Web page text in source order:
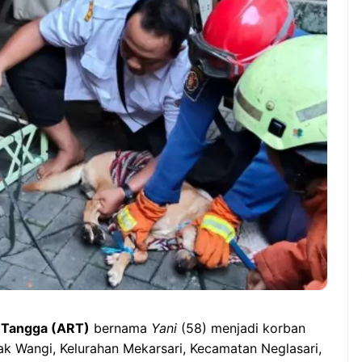
(ART) bernama Yani (58) menjadi korban
Wangi, Kelurahan Mekarsari, Kecamatan Neglasari,
TNG– Pernah gak sih
mulai ngerjain sesuatu cuma
iseng-iseng, eh ternyata malah
peluang bisnis yang
...
Dari Iseng Jadi Cuan: Kisah
TUM_ATUL yang Ubah
Hampers Jadi Bisnis Kece
NEWS TNG– Siapa
kenal dengan kelezatan
Jepang? Kuliner dari
sakura ini memang sudah
mendunia dan punya ...
7 Menu
Restora
n
Jepang
yang
Wajib
Dicoba,
Bukan
Cuma
Sushi!